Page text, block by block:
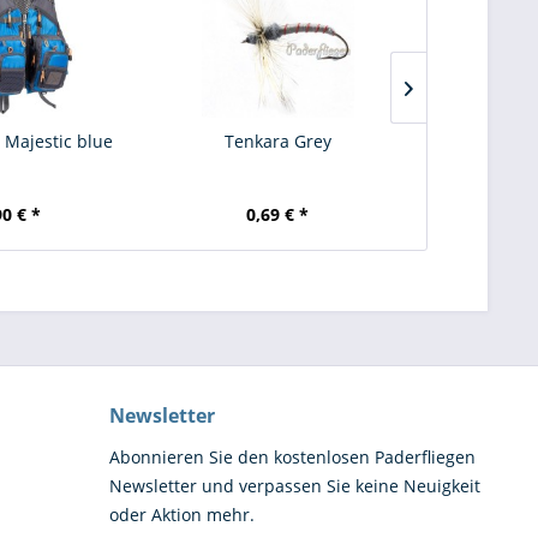
Majestic blue
€ *
Tenkara Grey
0,69 € *
Newsletter
Abonnieren Sie den kostenlosen Paderfliegen
Newsletter und verpassen Sie keine Neuigkeit
oder Aktion mehr.